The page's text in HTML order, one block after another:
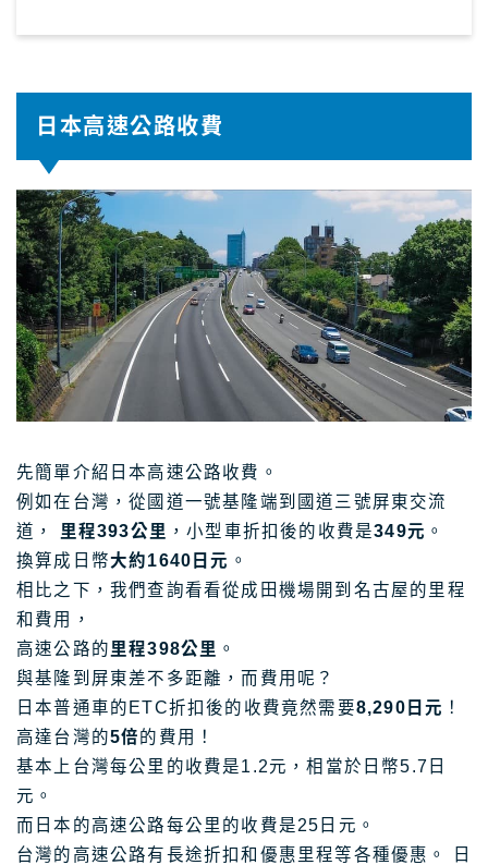
日本高速公路收費
先簡單介紹日本高速公路收費。
例如在台灣，從國道一號基隆端到國道三號屏東交流
道， 里程393公里 ，小型車折扣後的收費是349元 。
換算成日幣大約1640日元 。
相比之下，我們查詢看看從成田機場開到名古屋的里程
和費用，
高速公路的里程398公里 。
與基隆到屏東差不多距離，而費用呢？
日本普通車的ETC折扣後的收費竟然需要8,290日元 ！
高達台灣的5倍的費用！
基本上台灣每公里的收費是1.2元，相當於日幣5.7日
元。
而日本的高速公路每公里的收費是25日元。
台灣的高速公路有長途折扣和優惠里程等各種優惠。 日